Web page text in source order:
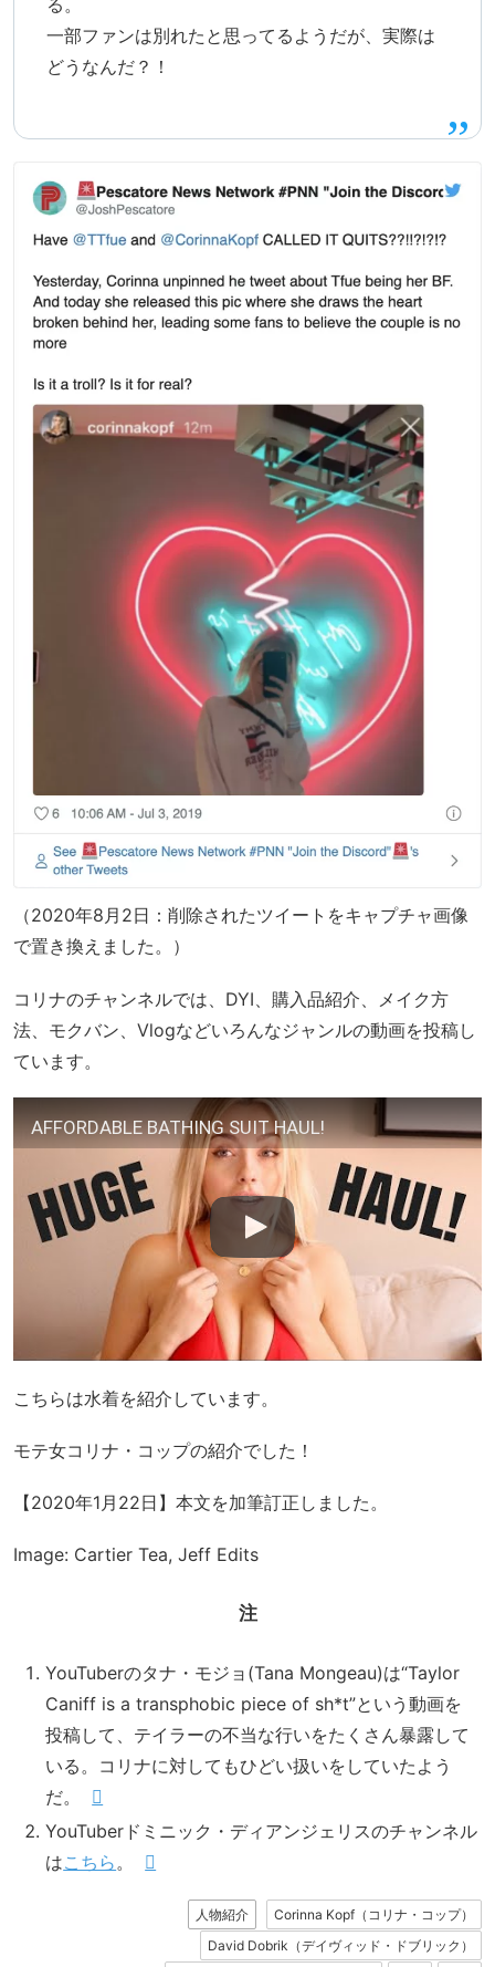
る。
一部ファンは別れたと思ってるようだが、実際は
どうなんだ？！
（2020年8月2日：削除されたツイートをキャプチャ画像
で置き換えました。）
コリナのチャンネルでは、DYI、購入品紹介、メイク方
法、モクバン、Vlogなどいろんなジャンルの動画を投稿し
ています。
AFFORDABLE BATHING SUIT HAUL!
こちらは水着を紹介しています。
モテ女コリナ・コップの紹介でした！
【2020年1月22日】本文を加筆訂正しました。
Image: Cartier Tea, Jeff Edits
注
YouTuberのタナ・モジョ(Tana Mongeau)は“Taylor
Caniff is a transphobic piece of sh*t”という動画を
投稿して、テイラーの不当な行いをたくさん暴露して
いる。コリナに対してもひどい扱いをしていたよう
だ。
YouTuberドミニック・ディアンジェリスのチャンネル
はこちら 。
人物紹介
Corinna Kopf（コリナ・コップ）
David Dobrik（デイヴィッド・ドブリック）